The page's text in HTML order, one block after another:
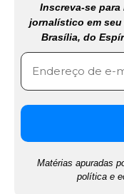
Inscreva-se
jornalístico em seu
Brasília, do
Matérias apuradas
política e